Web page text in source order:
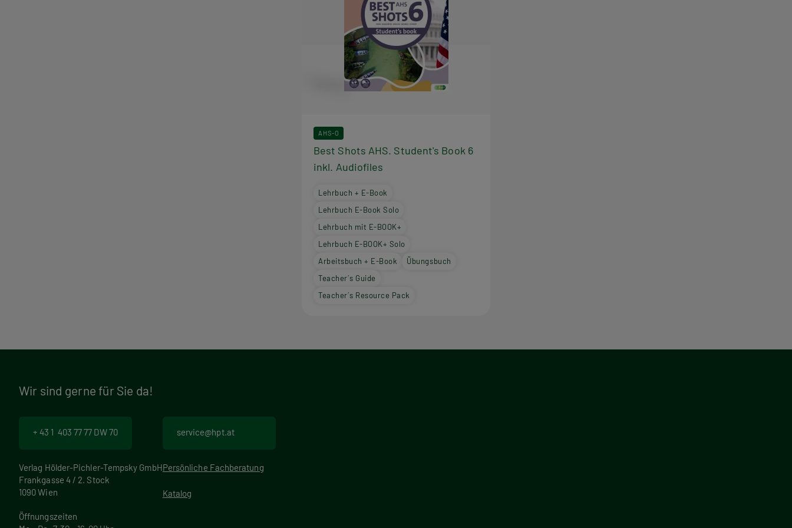
AHS-O
Best Shots AHS. Student's Book 6
inkl. Audiofiles
Lehrbuch + E-Book
Lehrbuch E-Book Solo
Lehrbuch mit E-BOOK+
Lehrbuch E-BOOK+ Solo
Arbeitsbuch + E-Book
Übungsbuch
Teacher´s Guide
Teacher´s Resource Pack
Wir sind gerne für Sie da!
+ 43 1 403 77 77 DW 70
Verlag Hölder-Pichler-Tempsky GmbH
Frankgasse 4 / 2. Stock
1090 Wien
Öffnungszeiten
service@hpt.at
Persönliche Fachberatung
Katalog